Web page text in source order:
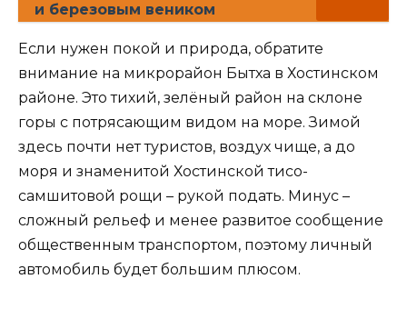
и березовым веником
Если нужен покой и природа, обратите
внимание на микрорайон Бытха в Хостинском
районе. Это тихий, зелёный район на склоне
горы с потрясающим видом на море. Зимой
здесь почти нет туристов, воздух чище, а до
моря и знаменитой Хостинской тисо-
самшитовой рощи – рукой подать. Минус –
сложный рельеф и менее развитое сообщение
общественным транспортом, поэтому личный
автомобиль будет большим плюсом.